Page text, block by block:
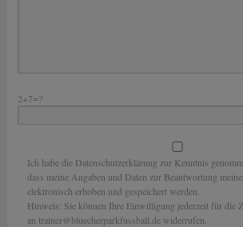
2+7=?
Ich habe die Datenschutzerklärung zur Kenntnis
dass meine Angaben und Daten zur Beantwortung
elektronisch erhoben und gespeichert werden.
Hinweis: Sie können Ihre Einwilligung jederzeit für die
an trainer@bluecherparkfussball.de widerrufen.